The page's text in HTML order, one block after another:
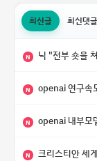
최신글 최신댓글
N 닉 "전부 숏을 쳐야 할
N openai 연구속
N openai 내부모
N 크리스티안 세게디 "